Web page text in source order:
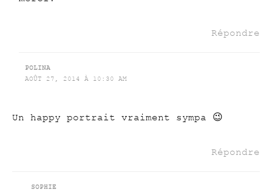
Répondre
POLINA
AOÛT 27, 2014 À 10:30 AM
Un happy portrait vraiment sympa 😉
Répondre
SOPHIE